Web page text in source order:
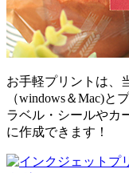
お手軽プリントは、
（windows＆Mac)と
ラベル・シールやカ
に作成できます！